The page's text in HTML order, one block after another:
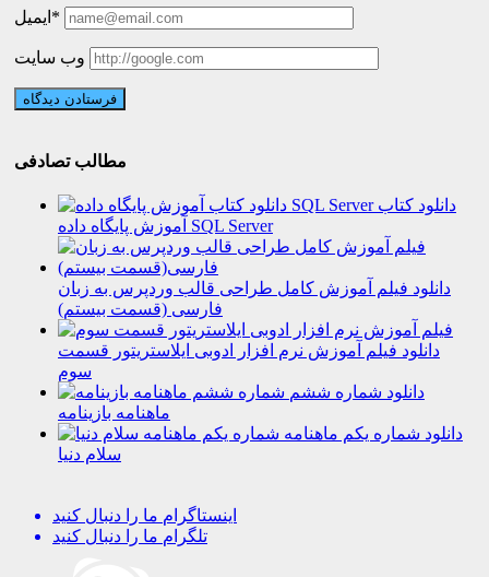
ایمیل*
وب سایت
مطالب تصادفی
دانلود کتاب
آموزش پایگاه داده SQL Server
دانلود فیلم آموزش کامل طراحی قالب وردپرس به زبان
فارسی (قسمت بیستم)
دانلود فیلم آموزش نرم افزار ادوبی ایلاستریتور قسمت
سوم
دانلود شماره ششم
ماهنامه بازینامه
دانلود شماره یکم ماهنامه
سلام دنیا
اینستاگرام ما را دنبال کنید
تلگرام ما را دنبال کنید